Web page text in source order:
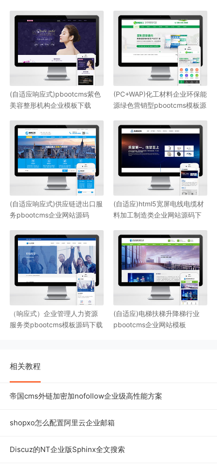
(自适应响应式)pbootcms紫色
美容整形机构企业模板下载
(PC+WAP)化工材料企业环保能
源绿色营销型pbootcms模板源
(自适应响应式)供应链进出口服
务pbootcms企业网站源码
(自适应)html5宽屏电线电缆材
料加工制造类企业网站源码下
（响应式）企业管理人力资源
服务类pbootcms模板源码下载
(自适应)电梯扶梯升降梯行业
pbootcms企业网站模板
相关教程
帝国cms外链加密加nofollow企业级高性能方案
shopxo怎么配置阿里云企业邮箱
Discuz的NT企业版Sphinx全文搜索